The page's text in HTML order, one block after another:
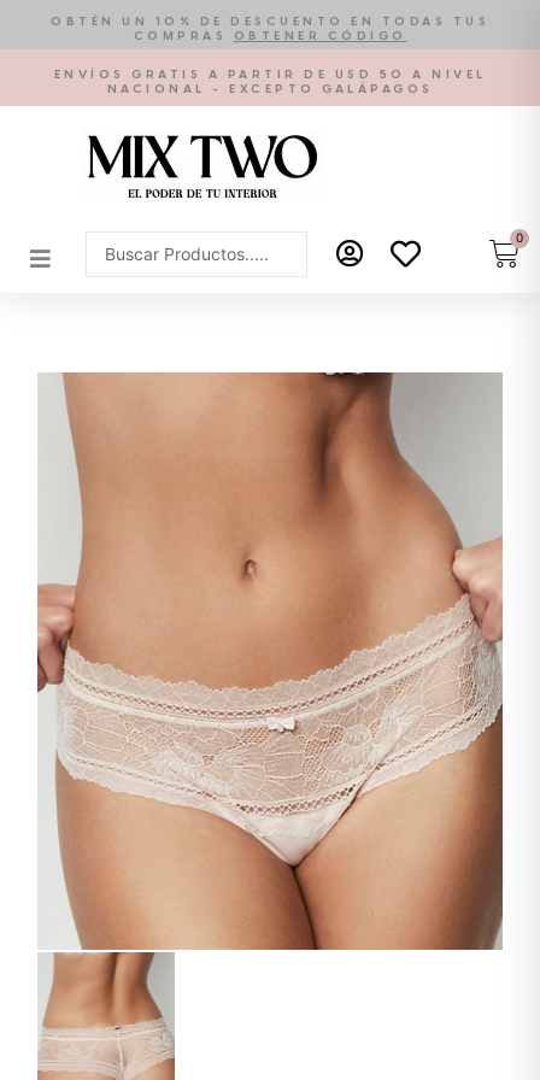
contenido
OBTÉN UN 10% DE DESCUENTO EN TODAS TUS
COMPRAS
OBTENER CÓDIGO
ENVÍOS GRATIS A PARTIR DE USD 50 A NIVEL
NACIONAL - EXCEPTO GALÁPAGOS
Search
...
0